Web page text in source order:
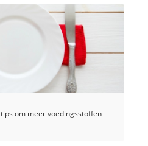
om meer voedingsstoffen